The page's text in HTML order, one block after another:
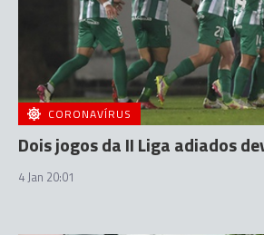
CORONAVÍRUS
Dois jogos da II Liga adiados
4 Jan 20:01